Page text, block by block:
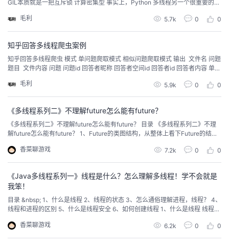
GIL本质就是一把互斥锁 计算密集型 事实上，Python 多线程另一个很重要的话
线程快 在Python中，可以通过多进程...
毛利 5.7k 0 0
知乎回答多线程爬虫案例
知乎回答多线程爬虫 模式 单问题爬取模式 相似问题爬取模式 输出 ​ 文件名 问题
题目 ​ 文件内容 问题 问题id 回答者昵称 回答者空间id 回答者id 回答者内容 单问
问题爬取模式 功能 通过用户提供的起始问题id，以及相关内容爬取数量，...
毛利 5.9k 0 0
《多线程系列二》不理解future怎么能有future？
《多线程系列二》不理解future怎么能有future？ 目录 《多线程系列二》不理
解future怎么能有future？ 1、Future的类图结构，从整体上看下Future的结构
解 4、原理 5、总结 今天说下future，Future是一个interface，可以方便的用...
香菜聊游戏 7.2k 0 0
《Java多线程系列一》线程是什么？怎么理解多线程！学不会就是
我笨！
目录 &nbsp; 1、什么是线程 2、线程的状态 3、怎么通俗理解进程，线程？ 4、
线程和进程的区别 5、什么是线程安全 6、如何创建线程 1、什么是线程 线程是
的实际运作单位。同一进程可以创建多个线程，每个进程都有自己独立的一块
内存空间。并且能够访问共享的内存变量。 2、线程的状...
香菜聊游戏 6.2k 0 0